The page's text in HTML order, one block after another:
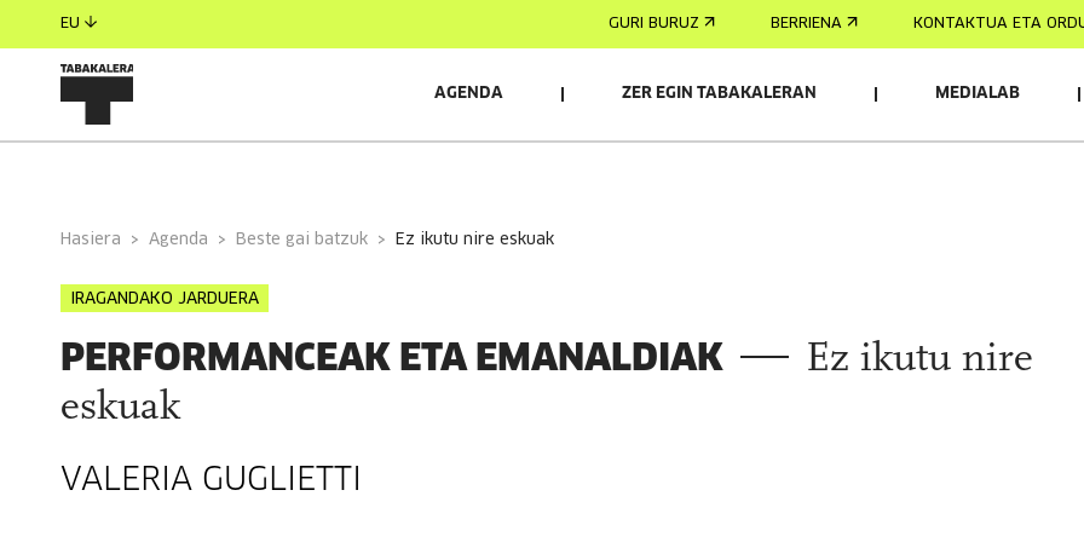
EU GURI BURUZ BERRIENA KONTAKTUA ETA
AGENDA ZER EGIN TABAKALERAN MEDIALAB
Hasiera Agenda Beste gai batzuk ez ikutu nire eskuak
IRAGANDAKO JARDUERA
PERFORMANCEAK ETA EMANALDIAK
Ez ikutu nire
eskuak
VALERIA GUGLIETTI